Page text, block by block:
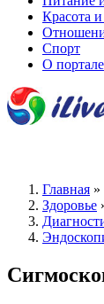
Красота
Спорт
О портале
Главная »
Здоровье